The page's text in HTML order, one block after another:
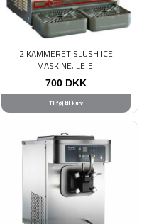
2 KAMMERET SLUSH ICE
MASKINE, LEJE.
700 DKK
Tilføj til kurv